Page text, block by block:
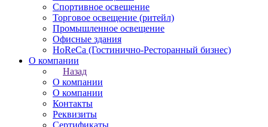
Спортивное освещение
Торговое освещение (ритейл)
Промышленное освещение
Офисные здания
HoReCa (Гостинично-Ресторанный бизнес)
О компании
Назад
О компании
О компании
Контакты
Реквизиты
Сертификаты